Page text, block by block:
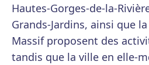
Hautes-Gorges-de-la-
Grands-Jardins, ainsi que
Massif proposent des
tandis que la ville en elle-